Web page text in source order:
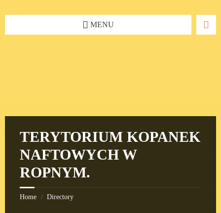
MENU
TERYTORIUM KOPANEK
NAFTOWYCH W
ROPNYM.
Home / Directory